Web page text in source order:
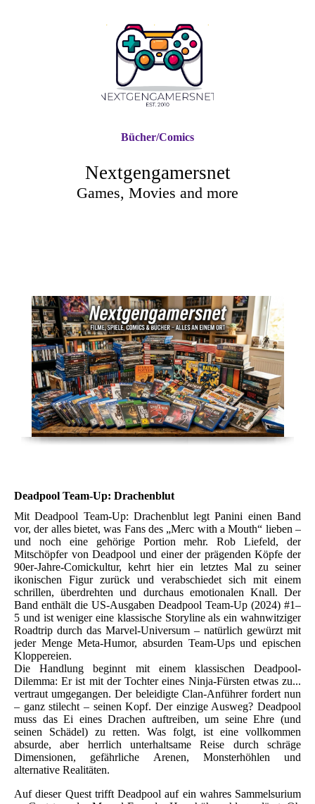
Nextgengamersnet
Games, Movies and more
Bücher/Comics
Deadpool Team-Up: Drachenblut
Mit Deadpool Team-Up: Drachenblut legt Panini einen Band
vor, der alles bietet, was Fans des „Merc with a Mouth“ lieben –
und noch eine gehörige Portion mehr. Rob Liefeld, der
Mitschöpfer von Deadpool und einer der prägenden Köpfe der
90er-Jahre-Comickultur, kehrt hier ein letztes Mal zu seiner
ikonischen Figur zurück und verabschiedet sich mit einem
schrillen, überdrehten und durchaus emotionalen Knall. Der
Band enthält die US-Ausgaben Deadpool Team-Up (2024) #1–
5 und ist weniger eine klassische Storyline als ein wahnwitziger
Roadtrip durch das Marvel-Universum – natürlich gewürzt mit
jeder Menge Meta-Humor, absurden Team-Ups und epischen
Kloppereien.
Die Handlung beginnt mit einem klassischen Deadpool-
Dilemma: Er ist mit der Tochter eines Ninja-Fürsten etwas zu...
vertraut umgegangen. Der beleidigte Clan-Anführer fordert nun
– ganz stilecht – seinen Kopf. Der einzige Ausweg? Deadpool
muss das Ei eines Drachen auftreiben, um seine Ehre (und
seinen Schädel) zu retten. Was folgt, ist eine vollkommen
absurde, aber herrlich unterhaltsame Reise durch schräge
Dimensionen, gefährliche Arenen, Monsterhöhlen und
alternative Realitäten.
Auf dieser Quest trifft Deadpool auf ein wahres Sammelsurium